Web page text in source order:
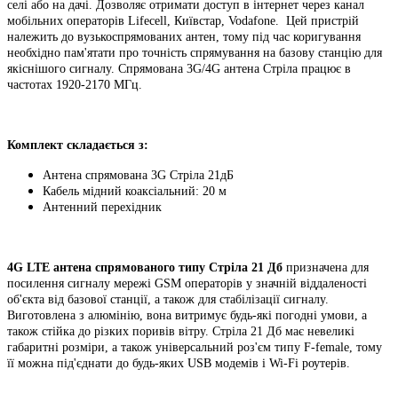
селі або на дачі. Дозволяє отримати доступ в інтернет через канал
мобільних операторів Lifecell, Київстар, Vodafone. Цей пристрій
належить до вузькоспрямованих антен, тому під час коригування
необхідно пам'ятати про точність спрямування на базову станцію для
якіснішого сигналу. Спрямована 3G/4G антена Стріла працює в
частотах 1920-2170 МГц.
Комплект складається з:
Антена спрямована 3G Стріла 21дБ
Кабель мідний коаксіальний: 20 м
Антенний перехідник
4G LTE антена спрямованого типу Стріла 21 Дб призначена для
посилення сигналу мережі GSM операторів у значній віддаленості
об'єкта від базової станції, а також для стабілізації сигналу.
Виготовлена з алюмінію, вона витримує будь-які погодні умови, а
також стійка до різких поривів вітру. Стріла 21 Дб має невеликі
габаритні розміри, а також універсальний роз'єм типу F-female, тому
її можна під'єднати до будь-яких USB модемів і Wi-Fi роутерів.